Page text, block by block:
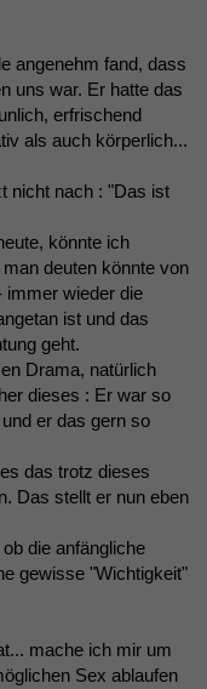
angenehm fand, dass
uns war. Er hatte das
erfrischend
als auch körperlich...
nicht nach : "Das ist
könnte ich
deuten könnte von
immer wieder die
ist und das
geht.
Drama, natürlich
dieses : Er war so
er das gern so
das trotz dieses
Das stellt er nun eben
die anfängliche
gewisse "Wichtigkeit"
mache ich mir um
Sex ablaufen